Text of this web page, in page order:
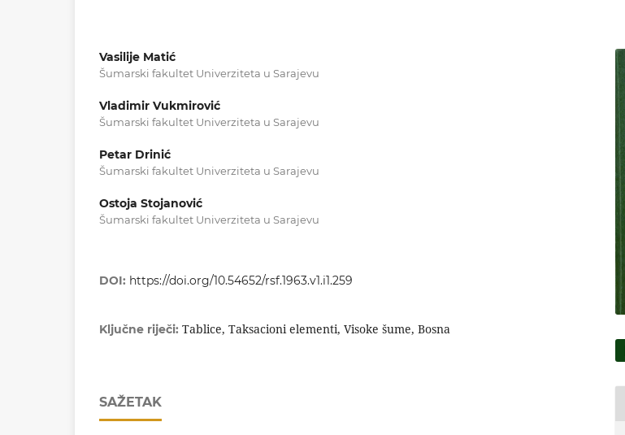
Vasilije Matić
Šumarski fakultet Univerziteta u Sarajevu
Vladimir Vukmirović
Šumarski fakultet Univerziteta u Sarajevu
Petar Drinić
Šumarski fakultet Univerziteta u Sarajevu
Ostoja Stojanović
Šumarski fakultet Univerziteta u Sarajevu
DOI: https://doi.org/10.54652/rsf.1963.v1.i1.259
Ključne riječi: Tablice, Taksacioni elementi, Visoke šume, Bosna
SAŽETAK